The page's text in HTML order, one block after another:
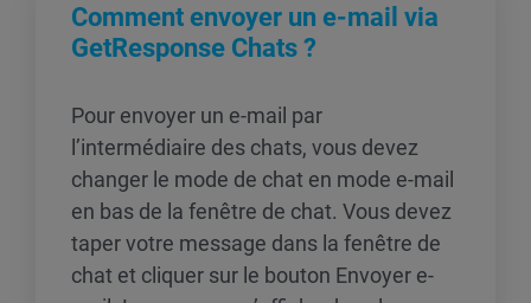
Comment envoyer un e-mail via
GetResponse Chats ?
Pour envoyer un e-mail par
l’intermédiaire des chats, vous devez
changer le mode de chat en mode e-mail
en bas de la fenêtre de chat. Vous devez
taper votre message dans la fenêtre de
chat et cliquer sur le bouton Envoyer e-